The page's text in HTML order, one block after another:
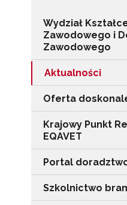
Wydział
Zawodowego i
Zawodowego
Aktualności
Oferta
Krajowy Punkt
EQAVET
Portal
Szkolnictwo